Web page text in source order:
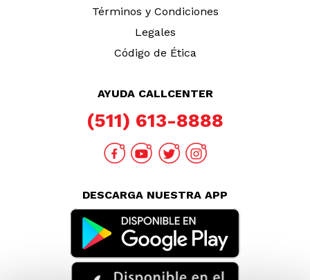
Términos y Condiciones
Legales
Código de Ética
AYUDA CALLCENTER
(511) 613-8888
DESCARGA NUESTRA APP